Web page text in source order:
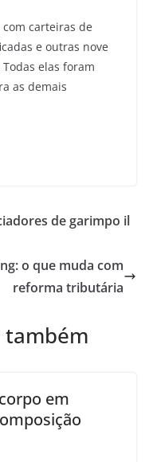
carteiras de
e outras nove
elas foram
as demais
de garimpo il
o que muda com
reforma tributária
também
em